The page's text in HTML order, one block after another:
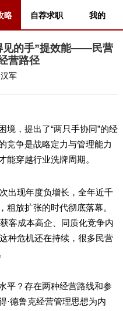
略 自荐求职 我的
见的手”提效能——民营
营路径
军
境，提出了“两只手协同”的经
竞争是战略定力与管理能力
能穿越行业洗牌周期。
现年度负增长，全年近千
粗放扩张的时代彻底落幕。
客成本高企、同质化竞争内
种危机还在持续，很多民营
？存在两种经营路线和参
·德鲁克经营管理思想为内